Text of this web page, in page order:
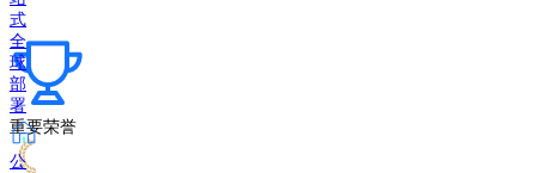
式
全
球
部
署
公
重要荣誉